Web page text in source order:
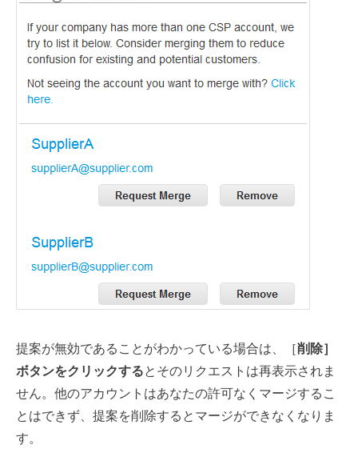
提案が無効であることがわかっている場合は、［削除］
ボタンをクリックするとそのリクエストは再表示されま
せん。他のアカウントはあなたの許可なくマージするこ
とはできず、提案を削除するとマージができなくなりま
す。